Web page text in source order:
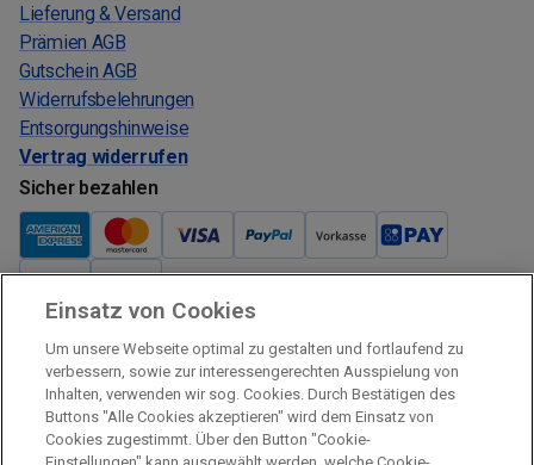
Lieferung & Versand
Prämien AGB
Gutschein AGB
Widerrufsbelehrungen
Entsorgungshinweise
Vertrag widerrufen
Sicher bezahlen
Verkauf und Versand
Kostenloser Versand:
Verkauf und Versand durch:
Verkauf Gutscheine durch:
Einsatz von Cookies
Um unsere Webseite optimal zu gestalten und fortlaufend zu
verbessern, sowie zur interessengerechten Ausspielung von
Inhalten, verwenden wir sog. Cookies. Durch Bestätigen des
Buttons "Alle Cookies akzeptieren" wird dem Einsatz von
Cookies zugestimmt. Über den Button "Cookie-